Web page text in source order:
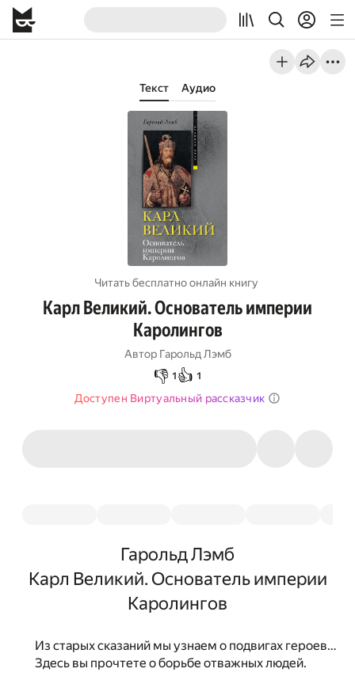
Текст Аудио
Читать бесплатно онлайн книгу
Карл Великий. Основатель империи
Каролингов
Автор Гарольд Лэмб
👎 1 👍 1
Доступен Виртуальный рассказчик
Гарольд Лэмб
Карл Великий. Основатель империи
Каролингов
Из старых сказаний мы узнаем о подвигах героев…
Здесь вы прочтете о борьбе отважных людей.